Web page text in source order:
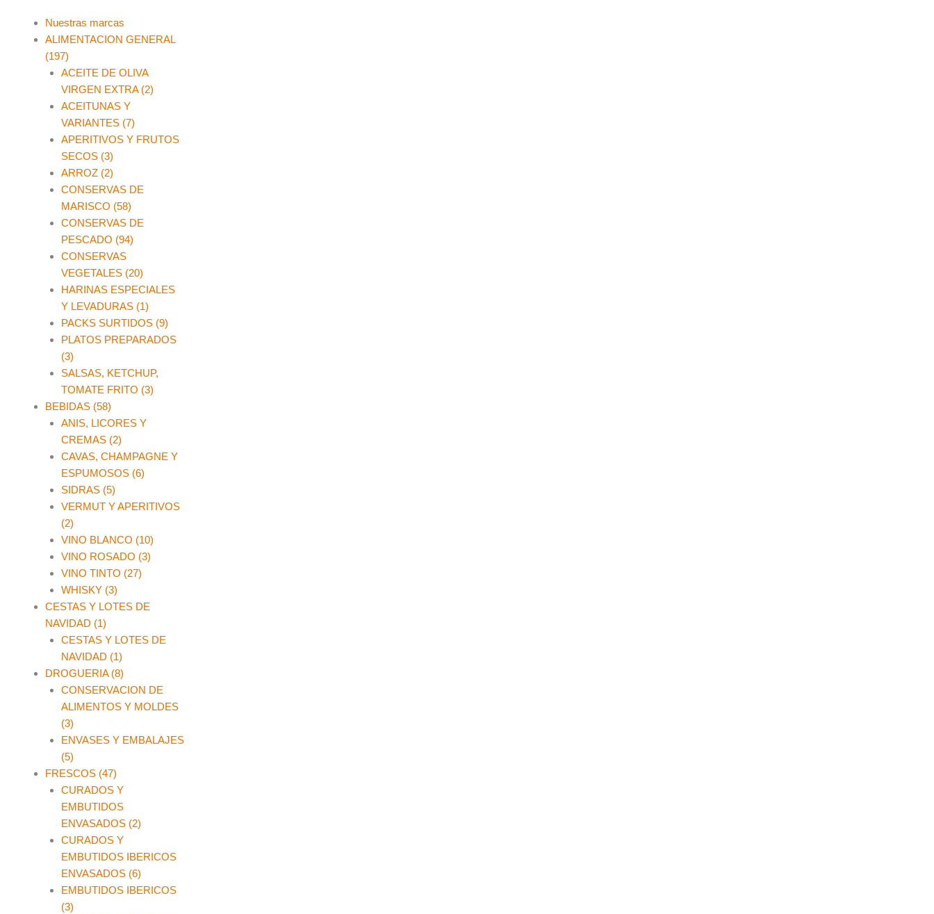
Main
Menu
Nuestras marcas
ALIMENTACION GENERAL
(197)
ACEITE DE OLIVA
VIRGEN EXTRA (2)
ACEITUNAS Y
VARIANTES (7)
APERITIVOS Y FRUTOS
SECOS (3)
ARROZ (2)
CONSERVAS DE
MARISCO (58)
CONSERVAS DE
PESCADO (94)
CONSERVAS
VEGETALES (20)
HARINAS ESPECIALES
Y LEVADURAS (1)
PACKS SURTIDOS (9)
PLATOS PREPARADOS
(3)
SALSAS, KETCHUP,
TOMATE FRITO (3)
BEBIDAS (58)
ANIS, LICORES Y
CREMAS (2)
CAVAS, CHAMPAGNE Y
ESPUMOSOS (6)
SIDRAS (5)
VERMUT Y APERITIVOS
(2)
VINO BLANCO (10)
VINO ROSADO (3)
VINO TINTO (27)
WHISKY (3)
CESTAS Y LOTES DE
NAVIDAD (1)
CESTAS Y LOTES DE
NAVIDAD (1)
DROGUERIA (8)
CONSERVACION DE
ALIMENTOS Y MOLDES
(3)
ENVASES Y EMBALAJES
(5)
FRESCOS (47)
CURADOS Y
EMBUTIDOS
ENVASADOS (2)
CURADOS Y
EMBUTIDOS IBERICOS
ENVASADOS (6)
EMBUTIDOS IBERICOS
(3)